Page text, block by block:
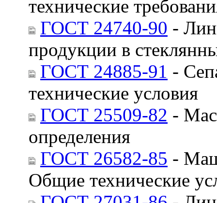
технические
ГОСТ 24740-90 -
продукции в
ГОСТ 24885-91 -
технические условия
ГОСТ 25509-82 -
определения
ГОСТ 26582-85 -
Общие технические